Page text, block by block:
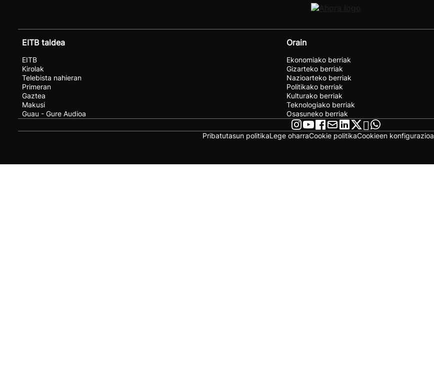
EITB taldea
EITB
Kirolak
Telebista nahieran
Primeran
Gaztea
Makusi
Guau - Gure Audioa
Orain
Ekonomiako berriak
Gizarteko berriak
Nazioarteko berriak
Politikako berriak
Kulturako berriak
Teknologiako berriak
Osasuneko berriak
Pribatutasun politikaLege oharraCookie politikaCookieen konfigurazioa